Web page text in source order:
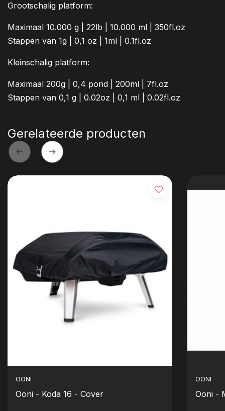
Grootschalig platform:
Maximaal 10.000 g | 22lb | 10.000 ml | 350fl.oz
Stappen van 1g | 0,1 oz | 1ml | 0.1fl.oz
Kleinschalig platform:
Maximaal 200g | 0,4 pond | 200ml | 7fl.oz
Stappen van 0,1 g | 0.02oz | 0,1 ml | 0.02fl.oz
Gerelateerde producten
OONI
Ooni - Koda 16 - Cover
OONI
Ooni -